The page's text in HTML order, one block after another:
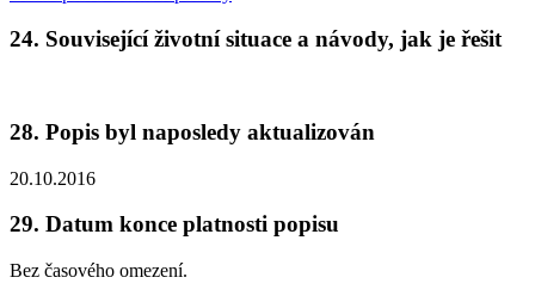
24. Související životní situace a návody, jak je řešit
28. Popis byl naposledy aktualizován
20.10.2016
29. Datum konce platnosti popisu
Bez časového omezení.